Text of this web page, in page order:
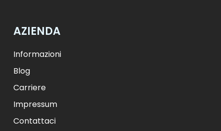
ft HUF
zł PLN
AZIENDA
Informazioni
Blog
Carriere
Impressum
Contattaci